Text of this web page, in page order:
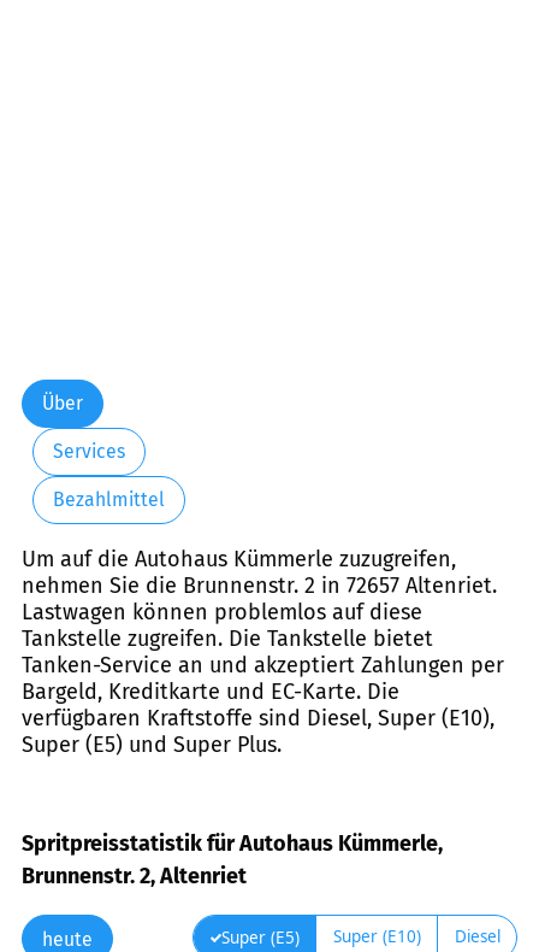
Über
Services
Bezahlmittel
Um auf die Autohaus Kümmerle zuzugreifen,
nehmen Sie die Brunnenstr. 2 in 72657 Altenriet.
Lastwagen können problemlos auf diese
Tankstelle zugreifen. Die Tankstelle bietet
Tanken-Service an und akzeptiert Zahlungen per
Bargeld, Kreditkarte und EC-Karte. Die
verfügbaren Kraftstoffe sind Diesel, Super (E10),
Super (E5) und Super Plus.
Spritpreisstatistik für Autohaus Kümmerle,
Brunnenstr. 2, Altenriet
heute Super (E5) Super (E10) Diesel